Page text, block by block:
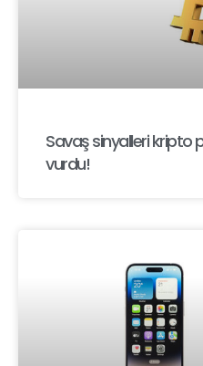
Savaş sinyalleri kripto
vurdu!